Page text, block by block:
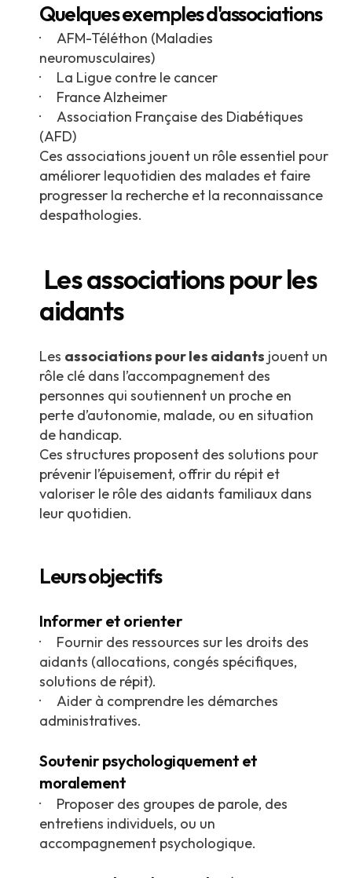
Quelques exemples d'associations
· AFM-Téléthon (Maladies
neuromusculaires)
· La Ligue contre le cancer
· France Alzheimer
· Association Française des Diabétiques
(AFD)
Ces associations jouent un rôle essentiel pour
améliorer lequotidien des malades et faire
progresser la recherche et la reconnaissance
despathologies.
Les associations pour les
aidants
Les associations pour les aidants jouent un
rôle clé dans l’accompagnement des
personnes qui soutiennent un proche en
perte d’autonomie, malade, ou en situation
de handicap.
Ces structures proposent des solutions pour
prévenir l’épuisement, offrir du répit et
valoriser le rôle des aidants familiaux dans
leur quotidien.
Leurs objectifs
Informer et orienter
· Fournir des ressources sur les droits des
aidants (allocations, congés spécifiques,
solutions de répit).
· Aider à comprendre les démarches
administratives.
Soutenir psychologiquement et
moralement
· Proposer des groupes de parole, des
entretiens individuels, ou un
accompagnement psychologique.